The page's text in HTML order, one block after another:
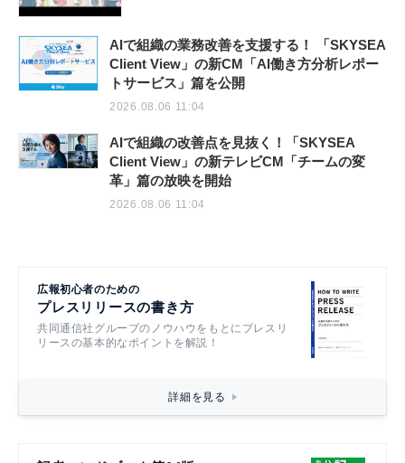
AIで組織の業務改善を支援する！ 「SKYSEA
Client View」の新CM「AI働き方分析レポー
トサービス」篇を公開
2026.08.06 11:04
AIで組織の改善点を見抜く！「SKYSEA
Client View」の新テレビCM「チームの変
革」篇の放映を開始
2026.08.06 11:04
広報初心者のための
プレスリリースの書き方
共同通信社グループのノウハウをもとにプレスリ
リースの基本的なポイントを解説！
詳細を見る